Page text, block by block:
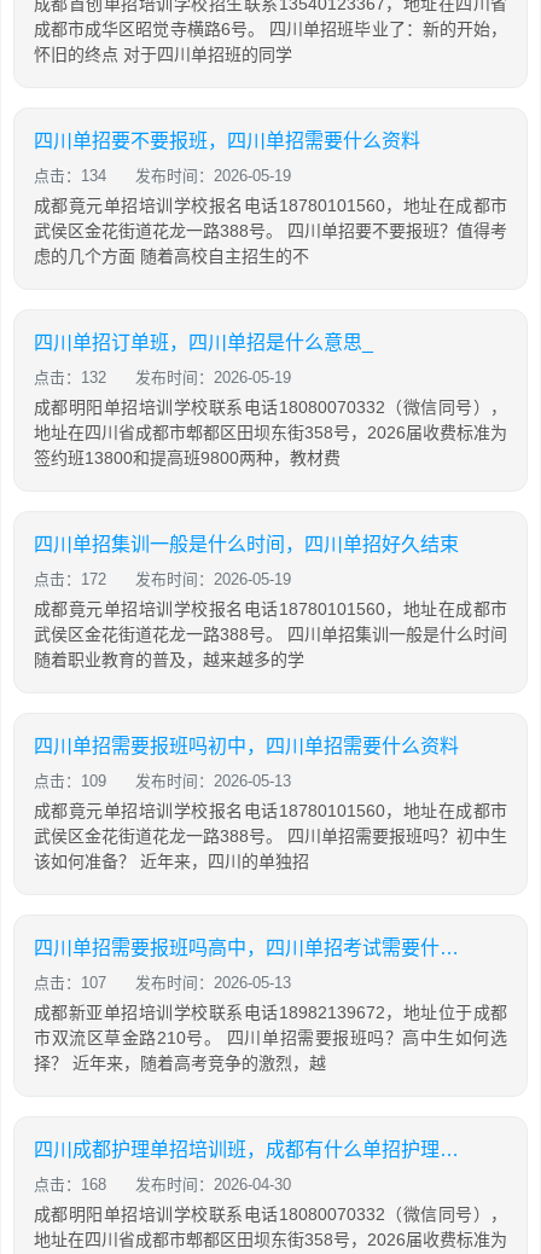
成都市成华区昭觉寺横路6号。 四川单招班毕业了：新的开始，
怀旧的终点 对于四川单招班的同学
四川单招要不要报班，四川单招需要什么资料
点击：134 发布时间：2026-05-19
成都竟元单招培训学校报名电话18780101560，地址在成都市
武侯区金花街道花龙一路388号。 四川单招要不要报班？值得考
虑的几个方面 随着高校自主招生的不
四川单招订单班，四川单招是什么意思_
点击：132 发布时间：2026-05-19
成都明阳单招培训学校联系电话18080070332（微信同号），
地址在四川省成都市郫都区田坝东街358号，2026届收费标准为
签约班13800和提高班9800两种，教材费
四川单招集训一般是什么时间，四川单招好久结束
点击：172 发布时间：2026-05-19
成都竟元单招培训学校报名电话18780101560，地址在成都市
武侯区金花街道花龙一路388号。 四川单招集训一般是什么时间
随着职业教育的普及，越来越多的学
四川单招需要报班吗初中，四川单招需要什么资料
点击：109 发布时间：2026-05-13
成都竟元单招培训学校报名电话18780101560，地址在成都市
武侯区金花街道花龙一路388号。 四川单招需要报班吗？初中生
该如何准备？ 近年来，四川的单独招
四川单招需要报班吗高中，四川单招考试需要什么条件
点击：107 发布时间：2026-05-13
成都新亚单招培训学校联系电话18982139672，地址位于成都
市双流区草金路210号。 四川单招需要报班吗？高中生如何选
择？ 近年来，随着高考竞争的激烈，越
四川成都护理单招培训班，成都有什么单招护理学校比较好
点击：168 发布时间：2026-04-30
成都明阳单招培训学校联系电话18080070332（微信同号），
地址在四川省成都市郫都区田坝东街358号，2026届收费标准为